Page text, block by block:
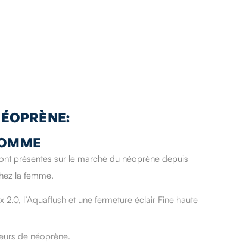
présentes sur le marché du néoprène depuis
la femme.
l’Aquaflush et une fermeture éclair Fine haute
de néoprène.